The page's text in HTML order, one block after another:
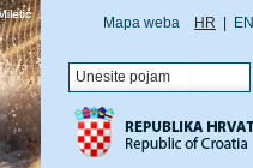
Mapa weba HR EN